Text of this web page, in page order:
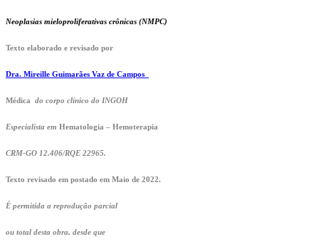
Neoplasias mieloproliferativas crônicas (NMPC)
Texto elaborado e revisado por
Dra. Mireille Guimarães Vaz de Campos
Médica do corpo clínico do INGOH
Especialista em Hematologia – Hemoterapia
CRM-GO 12.406/RQE 22965.
Texto revisado em postado em Maio de 2022.
É permitida a reprodução parcial
ou total desta obra, desde que